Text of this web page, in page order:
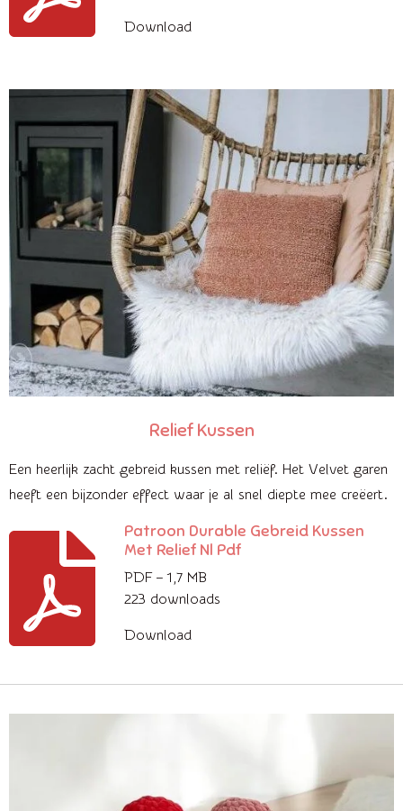
Download
Relief Kussen
Een heerlijk zacht gebreid kussen met reliëf. Het Velvet garen
heeft een bijzonder effect waar je al snel diepte mee creëert.
Patroon Durable Gebreid Kussen
Met Relief Nl Pdf
PDF – 1,7 MB
223 downloads
Download